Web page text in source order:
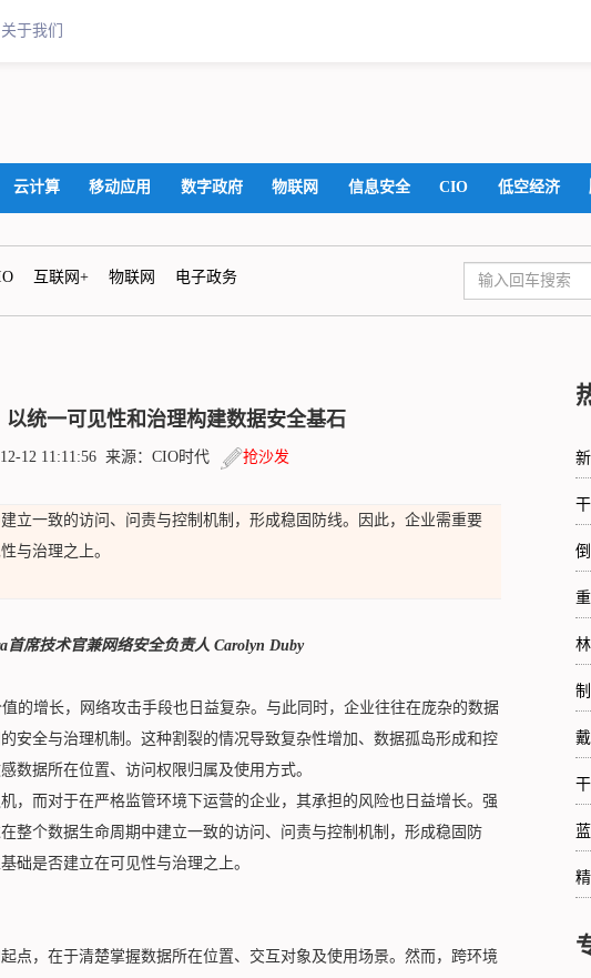
关于我们
云计算 移动应用 数字政府 物联网 信息安全 CIO 低空经济
互联网+ 物联网 电子政务
以统一可见性和治理构建数据安全基石
12 11:11:56 来源：CIO时代 抢沙发
立一致的访问、问责与控制机制，形成稳固防线。因此，企业需重要
与治理之上。
首席技术官兼网络安全负责人 Carolyn Duby
的增长，网络攻击手段也日益复杂。与此同时，企业往往在庞杂的数据
安全与治理机制。这种割裂的情况导致复杂性增加、数据孤岛形成和控
数据所在位置、访问权限归属及使用方式。
，而对于在严格监管环境下运营的企业，其承担的风险也日益增长。强
整个数据生命周期中建立一致的访问、问责与控制机制，形成稳固防
础是否建立在可见性与治理之上。
点，在于清楚掌握数据所在位置、交互对象及使用场景。然而，跨环境